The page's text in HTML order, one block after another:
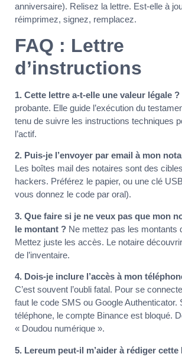
anniversaire). Relisez la lettre. Est-elle à
réimprimez, signez, remplacez.
FAQ : Lettre
d’instructions
1. Cette lettre a-t-elle une valeur légale ?
probante. Elle guide l’exécution du
tenu de suivre les instructions techniques
l’actif.
2. Puis-je l’envoyer par email à mon
Les boîtes mail des notaires sont des
hackers. Préférez le papier, ou une clé
vous donnez le code par oral).
3. Que faire si je ne veux pas que mon
le montant ? Ne mettez pas les montants
Mettez juste les accès. Le notaire
de l’inventaire.
4. Dois-je inclure l’accès à mon
C’est souvent l’oubli fatal. Pour se
faut le code SMS ou Google Authenticator.
téléphone, le compte Binance est bloqué.
« Doudou numérique ».
5. Lereum peut-il m’aider à rédiger cette